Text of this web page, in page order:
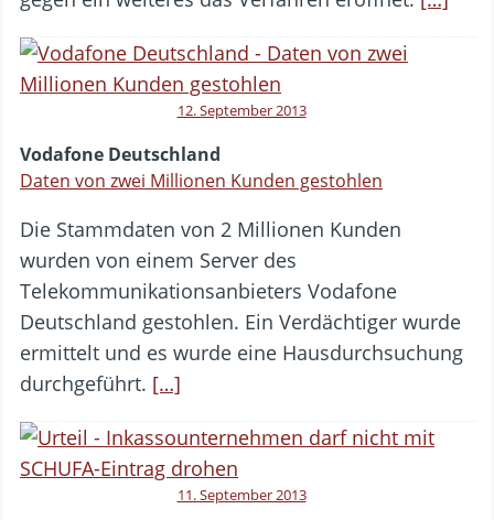
12. September 2013
Vodafone Deutschland
Daten von zwei Millionen Kunden gestohlen
Die Stammdaten von 2 Millionen Kunden
wurden von einem Server des
Telekommunikationsanbieters Vodafone
Deutschland gestohlen. Ein Verdächtiger wurde
ermittelt und es wurde eine Hausdurchsuchung
durchgeführt. […]
11. September 2013